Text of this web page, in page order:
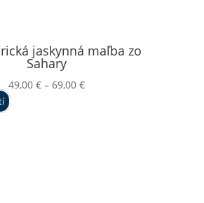
jaskynná maľba zo
Sahary
49,00€ – 69,00€Price